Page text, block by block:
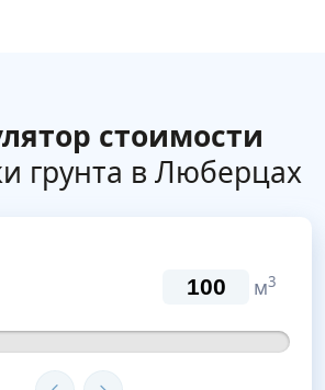
стоимости
грунта в Люберцах
м3